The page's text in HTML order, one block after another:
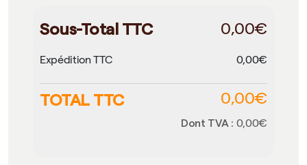
Sous-Total TTC 0,00€
Expédition TTC 0,00€
TOTAL TTC 0,00€
Dont TVA : 0,00€